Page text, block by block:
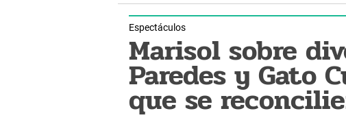
Espectáculos
Marisol sobre
Paredes y Gato
que se